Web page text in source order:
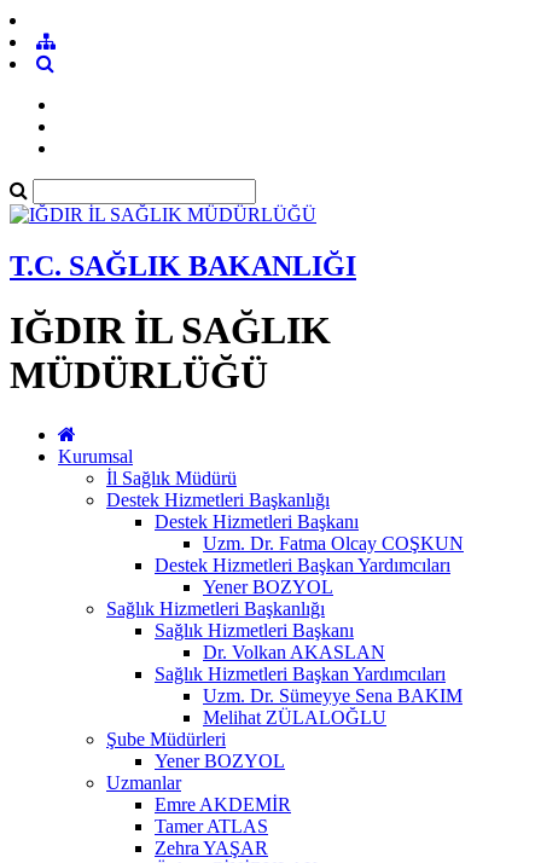
T.C. SAĞLIK BAKANLIĞI
IĞDIR İL SAĞLIK
MÜDÜRLÜĞÜ
Kurumsal
İl Sağlık Müdürü
Destek Hizmetleri Başkanlığı
Destek Hizmetleri Başkanı
Uzm. Dr. Fatma Olcay COŞKUN
Destek Hizmetleri Başkan Yardımcıları
Yener BOZYOL
Sağlık Hizmetleri Başkanlığı
Sağlık Hizmetleri Başkanı
Dr. Volkan AKASLAN
Sağlık Hizmetleri Başkan Yardımcıları
Uzm. Dr. Sümeyye Sena BAKIM
Melihat ZÜLALOĞLU
Şube Müdürleri
Yener BOZYOL
Uzmanlar
Emre AKDEMİR
Tamer ATLAS
Zehra YAŞAR